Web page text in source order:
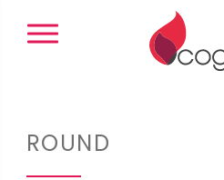
Panneau de gestion des cookies
ROUND